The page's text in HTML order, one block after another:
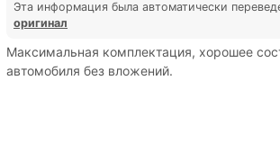
Эта информация была автоматически
оригинал
Максимальная комплектация, хорошее
автомобиля без вложений.